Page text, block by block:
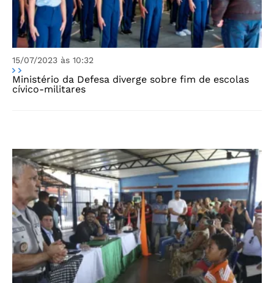
15/07/2023 às 10:32
Ministério da Defesa diverge sobre fim de escolas
cívico-militares